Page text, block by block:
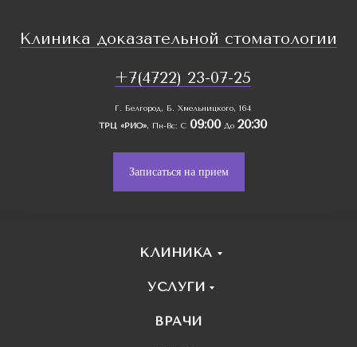
Клиника доказательной стоматологии
+7(4722) 23-07-25
Г. Белгород, Б. Хмельницкого, 164
ТРЦ «РИО», Пн-Вс: С 09:00До 20:30
Записаться на прием
КЛИНИКА
УСЛУГИ
ВРАЧИ